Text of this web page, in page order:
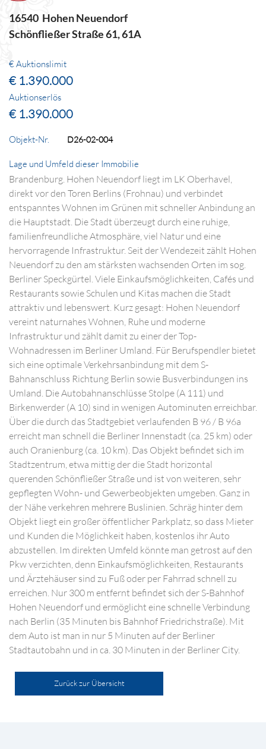
16540 Hohen Neuendorf
Schönfließer Straße 61, 61A
€ Auktionslimit
€ 1.390.000
Auktionserlös
€ 1.390.000
Objekt-Nr. D26-02-004
Lage und Umfeld dieser Immobilie
Brandenburg. Hohen Neuendorf liegt im LK Oberhavel,
direkt vor den Toren Berlins (Frohnau) und verbindet
entspanntes Wohnen im Grünen mit schneller Anbindung an
die Hauptstadt. Die Stadt überzeugt durch eine ruhige,
familienfreundliche Atmosphäre, viel Natur und eine
hervorragende Infrastruktur. Seit der Wendezeit zählt Hohen
Neuendorf zu den am stärksten wachsenden Orten im sog.
Berliner Speckgürtel. Viele Einkaufsmöglichkeiten, Cafés und
Restaurants sowie Schulen und Kitas machen die Stadt
attraktiv und lebenswert. Kurz gesagt: Hohen Neuendorf
vereint naturnahes Wohnen, Ruhe und moderne
Infrastruktur und zählt damit zu einer der Top-
Wohnadressen im Berliner Umland. Für Berufspendler bietet
sich eine optimale Verkehrsanbindung mit dem S-
Bahnanschluss Richtung Berlin sowie Busverbindungen ins
Umland. Die Autobahnanschlüsse Stolpe (A 111) und
Birkenwerder (A 10) sind in wenigen Autominuten erreichbar.
Über die durch das Stadtgebiet verlaufenden B 96 / B 96a
erreicht man schnell die Berliner Innenstadt (ca. 25 km) oder
auch Oranienburg (ca. 10 km). Das Objekt befindet sich im
Stadtzentrum, etwa mittig der die Stadt horizontal
querenden Schönfließer Straße und ist von weiteren, sehr
gepflegten Wohn- und Gewerbeobjekten umgeben. Ganz in
der Nähe verkehren mehrere Buslinien. Schräg hinter dem
Objekt liegt ein großer öffentlicher Parkplatz, so dass Mieter
und Kunden die Möglichkeit haben, kostenlos ihr Auto
abzustellen. Im direkten Umfeld könnte man getrost auf den
Pkw verzichten, denn Einkaufsmöglichkeiten, Restaurants
und Ärztehäuser sind zu Fuß oder per Fahrrad schnell zu
erreichen. Nur 300 m entfernt befindet sich der S-Bahnhof
Hohen Neuendorf und ermöglicht eine schnelle Verbindung
nach Berlin (35 Minuten bis Bahnhof Friedrichstraße). Mit
dem Auto ist man in nur 5 Minuten auf der Berliner
Stadtautobahn und in ca. 30 Minuten in der Berliner City.
Zurück zur Übersicht